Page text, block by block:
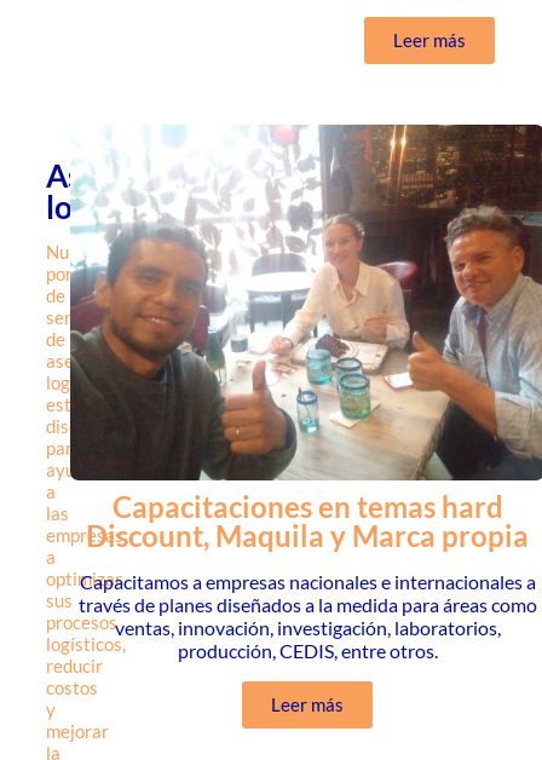
Leer más
Asesoría
logística
Nuestro
portafolio
de
servicios
de
asesoría
logística
está
diseñado
para
ayudar
a
las
empresas
a
optimizar
sus
procesos
logísticos,
reducir
costos
y
mejorar
la
Capacitaciones en temas hard
Discount, Maquila y Marca propia
Capacitamos a empresas nacionales e internacionales a
través de planes diseñados a la medida para áreas como
ventas, innovación, investigación, laboratorios,
producción, CEDIS, entre otros.
Leer más